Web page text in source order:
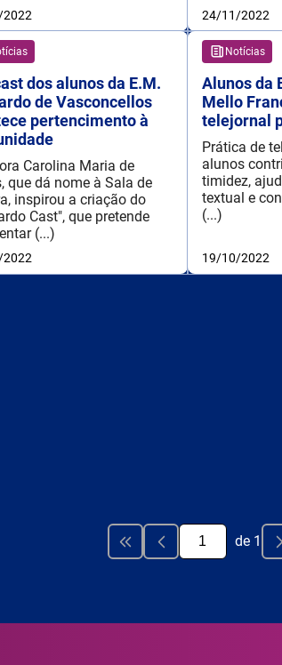
24/11/2022
dos alunos da E.M.
de Vasconcellos
pertencimento à
Carolina Maria de
que dá nome à Sala de
inspirou a criação do
Cast", que pretende
(...)
Notícias
Alunos da
Mello
telejornal
Prática de
alunos
timidez,
textual e
(...)
19/10/2022
de 1